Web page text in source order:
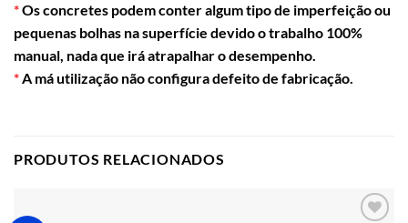
*Os concretes podem conter algum tipo de imperfeição ou
pequenas bolhas na superfície devido o trabalho 100%
manual, nada que irá atrapalhar o desempenho.
*A má utilização não configura defeito de fabricação.
PRODUTOS RELACIONADOS